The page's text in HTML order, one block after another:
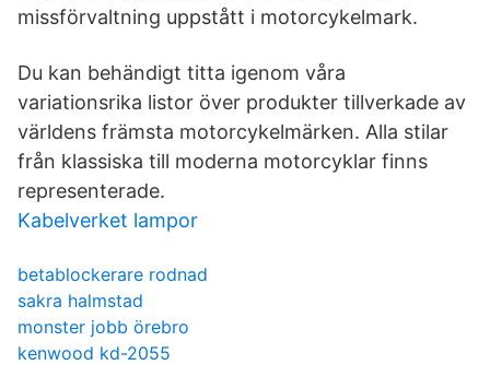
missförvaltning uppstått i motorcykelmark.
Du kan behändigt titta igenom våra
variationsrika listor över produkter tillverkade av
världens främsta motorcykelmärken. Alla stilar
från klassiska till moderna motorcyklar finns
representerade.
Kabelverket lampor
betablockerare rodnad
sakra halmstad
monster jobb örebro
kenwood kd-2055